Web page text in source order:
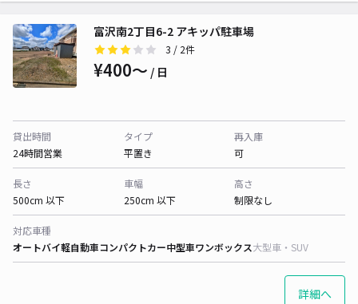
富沢南2丁目6-2 アキッパ駐車場
3 / 2件
¥400〜 / 日
貸出時間
24時間営業
タイプ
平置き
再入庫
可
長さ
500cm 以下
車幅
250cm 以下
高さ
制限なし
対応車種
オートバイ軽自動車コンパクトカー中型車ワンボックス大型車・SUV
詳細へ